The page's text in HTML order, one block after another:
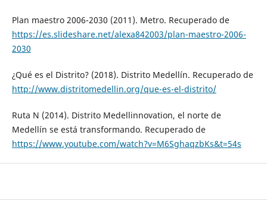
Plan maestro 2006-2030 (2011). Metro. Recuperado de
https://es.slideshare.net/alexa842003/plan-maestro-2006-
2030
¿Qué es el Distrito? (2018). Distrito Medellín. Recuperado de
http://www.distritomedellin.org/que-es-el-distrito/
Ruta N (2014). Distrito Medellinnovation, el norte de
Medellín se está transformando. Recuperado de
https://www.youtube.com/watch?v=M6SghaqzbKs&t=54s